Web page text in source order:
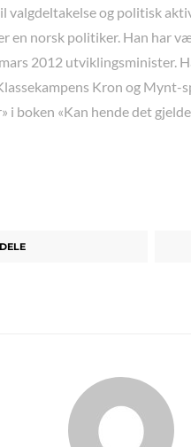
valgdeltakelse og politisk
en norsk politiker. Han har
2012 utviklingsminister.
Kron og
i boken «Kan hende det
DELE